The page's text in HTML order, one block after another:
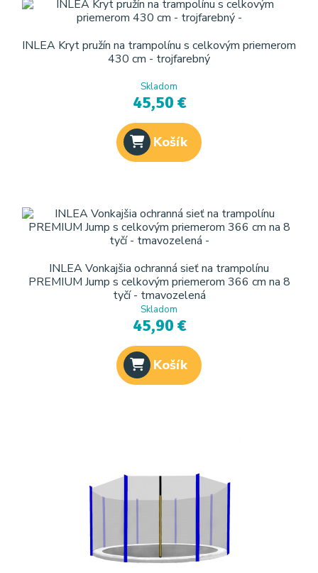
INLEA Kryt pružín na trampolínu s celkovým priemerom
430 cm - trojfarebný
Skladom
45,50 €
Košík
INLEA Vonkajšia ochranná sieť na trampolínu
PREMIUM Jump s celkovým priemerom 366 cm na 8
tyčí - tmavozelená
Skladom
45,90 €
Košík